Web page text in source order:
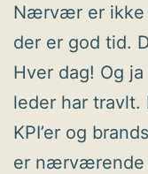
Nærvær er ikke
der er god tid.
Hver dag! Og
leder har travlt.
KPI’er og
er nærværende